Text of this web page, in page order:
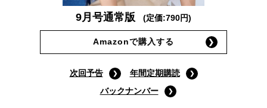
9月号通常版 (定価:790円)
Amazonで購入する
次回予告
年間定期購読
バックナンバー